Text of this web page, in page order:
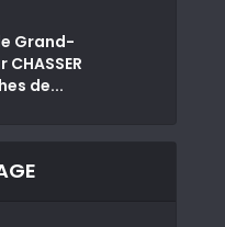
Grand-
de...